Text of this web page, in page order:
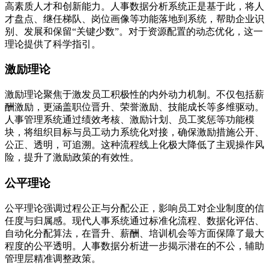
高素质人才和创新能力。人事数据分析系统正是基于此，将人
才盘点、继任梯队、岗位画像等功能落地到系统，帮助企业识
别、发展和保留“关键少数”。对于资源配置的动态优化，这一
理论提供了科学指引。
激励理论
激励理论聚焦于激发员工积极性的内外动力机制。不仅包括薪
酬激励，更涵盖职位晋升、荣誉激励、技能成长等多维驱动。
人事管理系统通过绩效考核、激励计划、员工奖惩等功能模
块，将组织目标与员工动力系统化对接，确保激励措施公开、
公正、透明，可追溯。这种流程线上化极大降低了主观操作风
险，提升了激励政策的有效性。
公平理论
公平理论强调过程公正与分配公正，影响员工对企业制度的信
任度与归属感。现代人事系统通过标准化流程、数据化评估、
自动化分配算法，在晋升、薪酬、培训机会等方面保障了最大
程度的公平透明。人事数据分析进一步揭示潜在的不公，辅助
管理层精准调整政策。